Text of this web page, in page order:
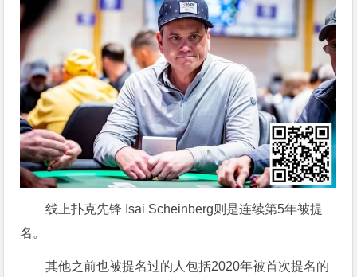
线上扑克先锋 Isai Scheinberg则是连续第5年被提
名。
其他之前也被提名过的人包括2020年被首次提名的